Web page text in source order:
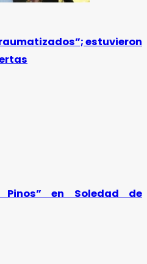
estuvieron
Pinos” en Soledad de